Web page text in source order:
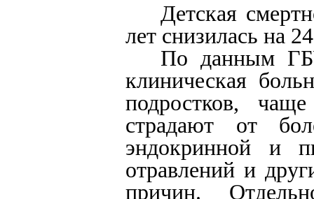
Детская
лет снизилась на
По данным
клиническая
подростков,
страдают от
эндокринной и
отравлений и
причин.